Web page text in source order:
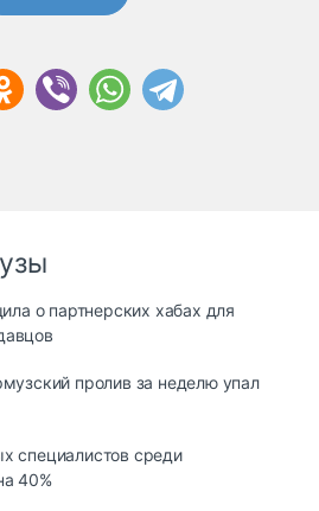
о партнерских хабах для
пролив за неделю упал
специалистов среди
40%